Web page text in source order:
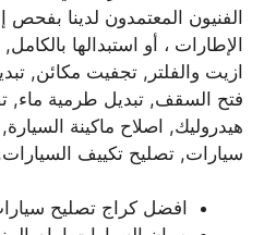
الفنيون المعتمدون لدينا بفحص
الإطارات ، أو استبدالها
ازيت والفلتر, تجفيت مكائن,
فتح السقف, تبديل طرمية ماء,
هيدروليك, اصلاح ماكينة
سيارات, تصليح تكييف
افضل كراج تصليح